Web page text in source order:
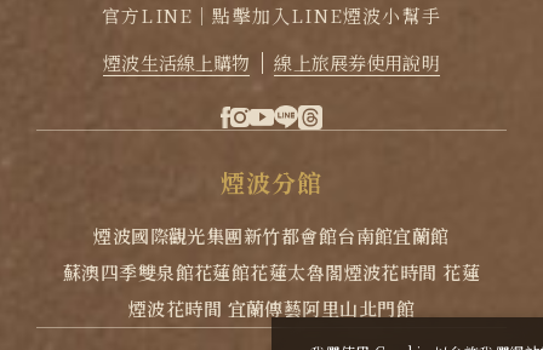
官方LINE｜點擊加入LINE煙波小幫手
煙波生活線上購物
線上旅展券使用說明
煙波分館
煙波國際觀光集團新竹都會館台南館宜蘭館
蘇澳四季雙泉館花蓮館花蓮太魯閣煙波花時間 花蓮
煙波花時間 宜蘭傳藝阿里山北門館